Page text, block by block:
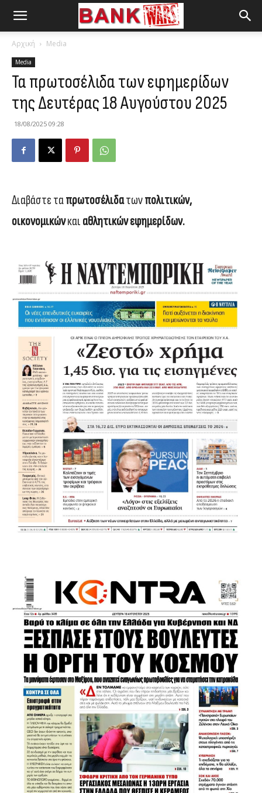
Αρχική Media
Media
Τα πρωτοσέλιδα των εφημερίδων
της Δευτέρας 18 Αυγούστου 2025
18/08/2025 09:28
Διαβάστε ταπρωτοσέλιδατωνπολιτικών,
οικονομικώνκαι αθλητικών εφημερίδων.